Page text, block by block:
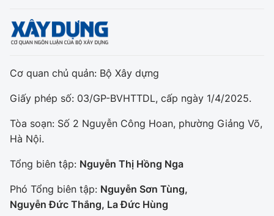
Cơ quan chủ quản: Bộ Xây dựng
Giấy phép số: 03/GP-BVHTTDL, cấp ngày 1/4/2025.
Tòa soạn: Số 2 Nguyễn Công Hoan, phường Giảng Võ,
Hà Nội.
Tổng biên tập: Nguyễn Thị Hồng Nga
Phó Tổng biên tập: Nguyễn Sơn Tùng,
Nguyễn Đức Thắng, La Đức Hùng